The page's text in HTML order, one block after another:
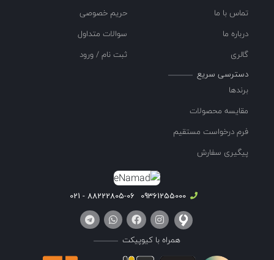
تماس با ما
درباره ما
گالری
حریم خصوصی
سوالات متداول
ثبت نام / ورود
دسترسی سریع
برندها
مقایسه محصولات
فرم درخواست مستقیم
پیگیری سفارش
09361255000
88222805-06 - 021
همراه با کیوپیکت